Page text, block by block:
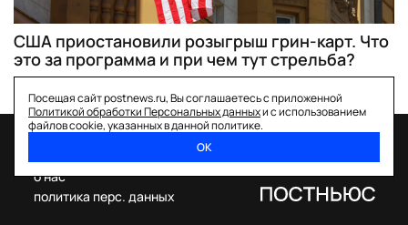
США приостановили розыгрыш грин-карт. Что
это за программа и при чем тут стрельба?
Посещая сайт postnews.ru, Вы соглашаетесь с приложенной
Политикой обработки Персональных данныхи с использованием
файлов cookie, указанных в данной политике.
ОК
о нас
политика перс. данных